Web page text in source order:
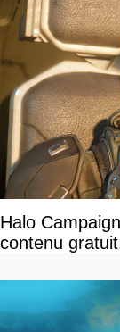
Halo
contenu